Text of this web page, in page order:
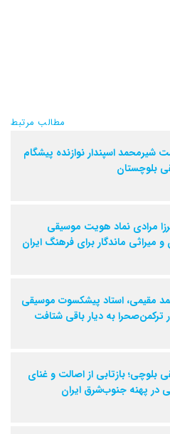
مطالب مرتبط
شیرمحمد اسپندار نوازنده پیشگام
بلوچستان
مرادی نماد هویت موسیقی
و میراثی ماندگار برای فرهنگ ایران
مقیمی، استاد پیشکسوت موسیقی
ترکمن‌صحرا به دیار باقی شتافت
بلوچی؛ بازتابی از اصالت و غنای
در پهنه جنوب‌شرق ایران